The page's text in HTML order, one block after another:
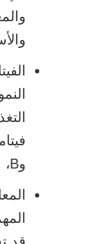
وB، وC، وD، وE وK.